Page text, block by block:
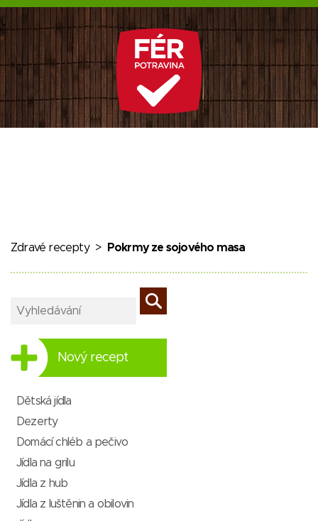
Zdravé recepty> Pokrmy ze sojového masa
Nový recept
Dětská jídla
Dezerty
Domácí chléb a pečivo
Jídla na grilu
Jídla z hub
Jídla z luštěnin a obilovin